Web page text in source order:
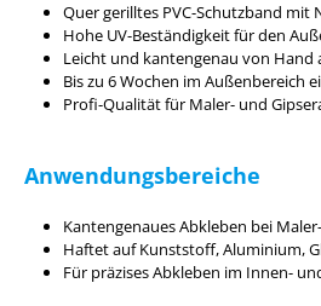
Quer gerilltes PVC-Schutzband mit
Hohe UV-Beständigkeit für den
Leicht und kantengenau von Hand
Bis zu 6 Wochen im Außenbereich
Profi-Qualität für Maler- und
Anwendungsbereiche
Kantengenaues Abkleben bei
Haftet auf Kunststoff, Aluminium,
Für präzises Abkleben im Innen-